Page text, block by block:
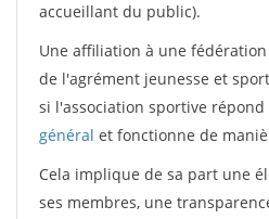
accueillant du public).
Une affiliation à une
de l'agrément jeunesse et
si l'association sportive répond
général et fonctionne de
Cela implique de sa part une
ses membres, une